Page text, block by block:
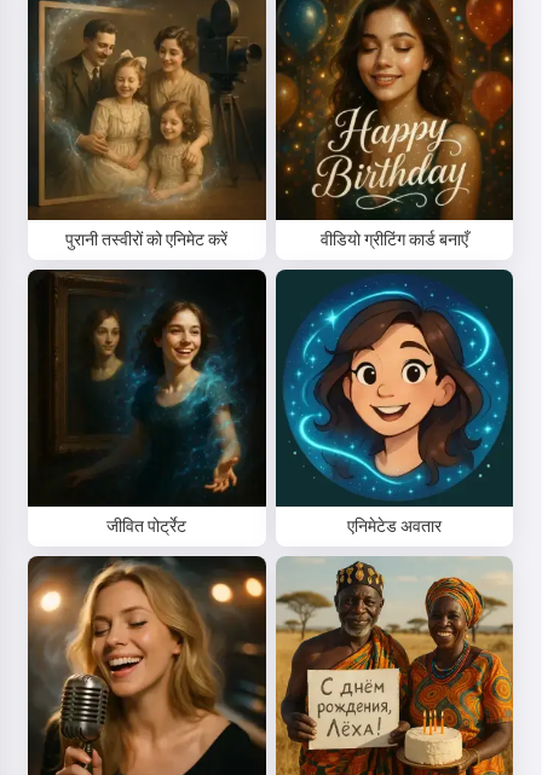
पुरानी तस्वीरों को एनिमेट करें वीडियो ग्रीटिंग कार्ड बनाएँ
जीवित पोर्ट्रेट एनिमेटेड अवतार